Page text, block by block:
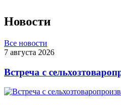
Новости
Все новости
7 августа 2026
Встреча с